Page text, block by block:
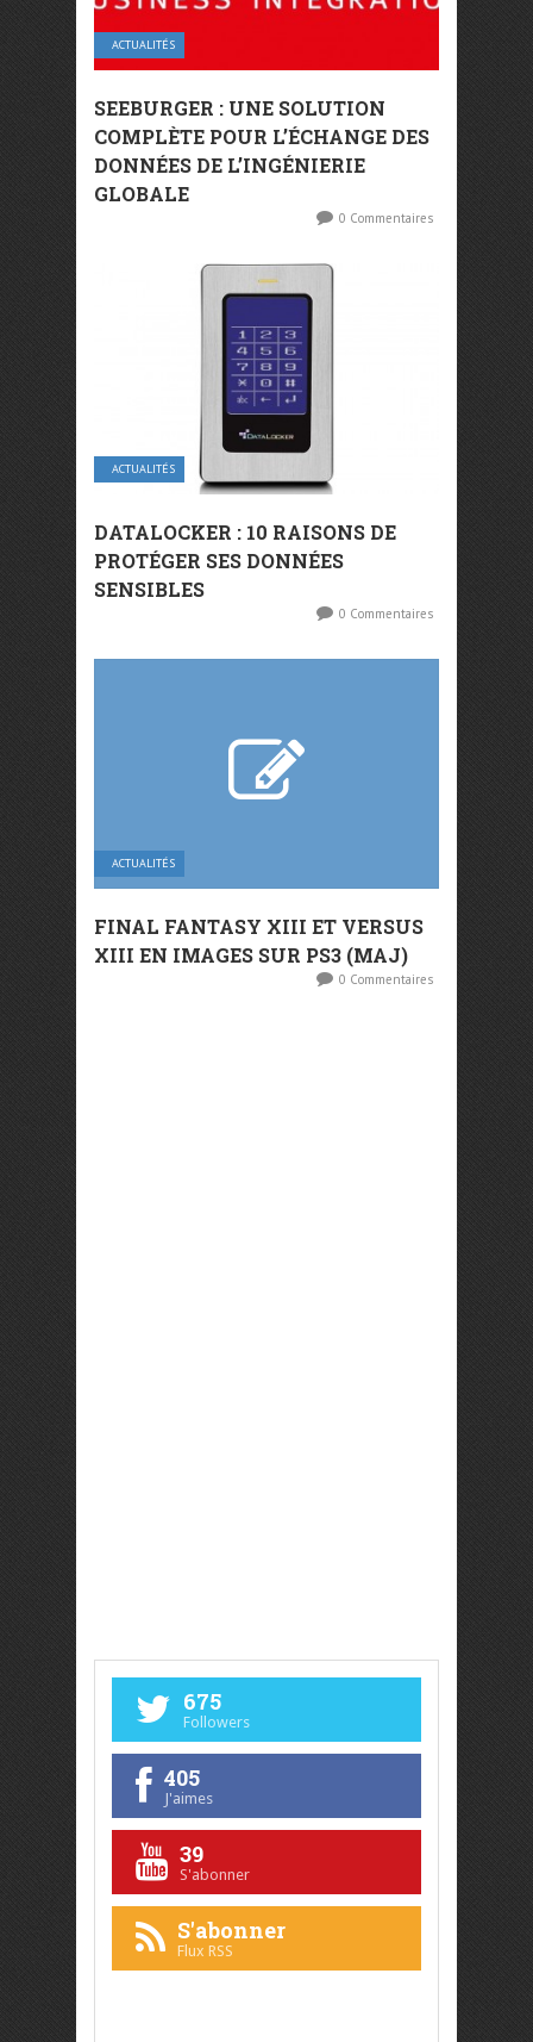
ACTUALITÉS
SEEBURGER : UNE SOLUTION
COMPLÈTE POUR L’ÉCHANGE DES
DONNÉES DE L’INGÉNIERIE
GLOBALE
0 Commentaires
ACTUALITÉS
DATALOCKER : 10 RAISONS DE
PROTÉGER SES DONNÉES
SENSIBLES
0 Commentaires
ACTUALITÉS
FINAL FANTASY XIII ET VERSUS
XIII EN IMAGES SUR PS3 (MAJ)
0 Commentaires
675
Followers
405
J'aimes
39
S'abonner
S'abonner
Flux RSS